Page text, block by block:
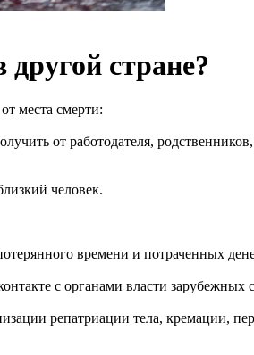
стране?
места смерти:
от работодателя,
человек.
времени и потраченных
с органами власти зарубежных
репатриации тела, кремации,